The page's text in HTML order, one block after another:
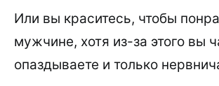
Или вы краситесь, чтобы
мужчине, хотя из-за этого вы
опаздываете и только